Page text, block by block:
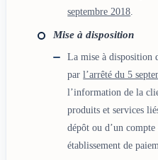
septembre 2018
Mise à disposition
La mise à disposition
parl’arrêté du 5
l’information de la
produits et services
dépôt ou d’un
établissement de